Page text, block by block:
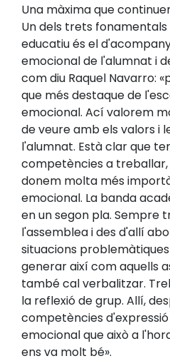
Una màxima que
Un dels trets
educatiu és el
emocional de l'alumnat i
com diu Raquel Navarro:
que més destaque de
emocional. Ací valorem
de veure amb els valors i
l'alumnat. Està clar que
competències a
donem molta més
emocional. La banda
en un segon pla. Sempre
l'assemblea i des d'allí
situacions
generar així com aquells
també cal verbalitzar.
la reflexió de grup. Allí,
competències
emocional que això a
ens va molt bé».